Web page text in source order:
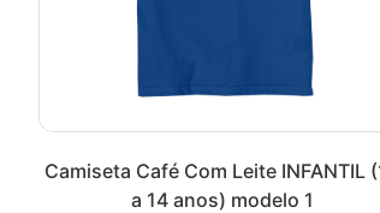
Camiseta Café Com Leite INFANTIL
a 14 anos) modelo 1